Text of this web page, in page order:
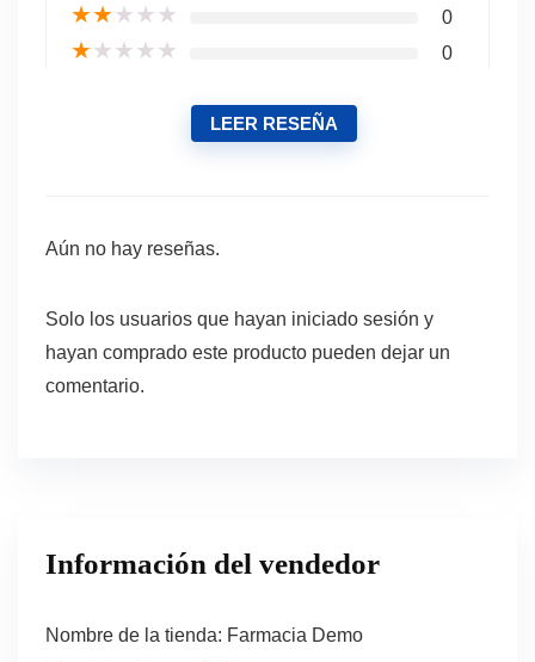
★★★★★ 0
★★★★★ 0
LEER RESEÑA
Aún no hay reseñas.
Solo los usuarios que hayan iniciado sesión y
hayan comprado este producto pueden dejar un
comentario.
Información del vendedor
Nombre de la tienda: Farmacia Demo